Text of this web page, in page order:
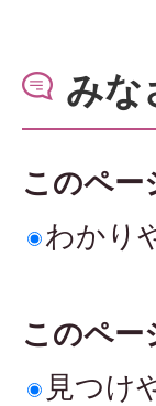
みな
このペー
わかり
このペ
見つけ